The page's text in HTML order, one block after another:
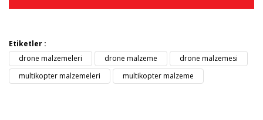
Etiketler :
drone malzemeleri
drone malzeme
drone malzemesi
multikopter malzemeleri
multikopter malzeme